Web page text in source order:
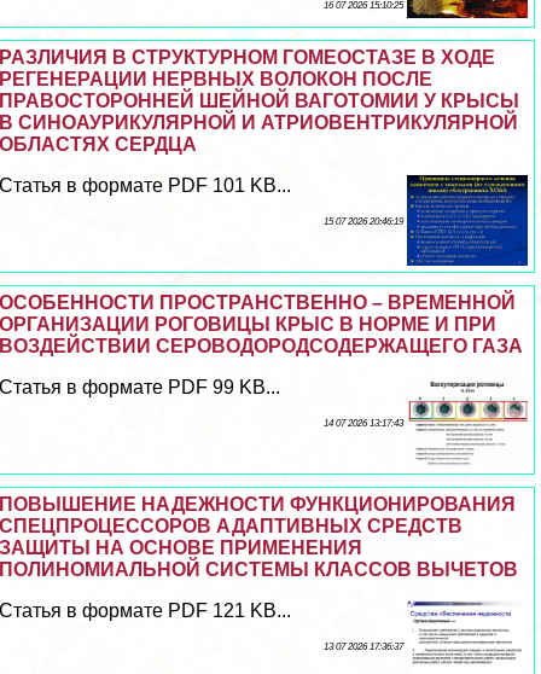
16 07 2026 15:10:25
РАЗЛИЧИЯ В СТРУКТУРНОМ ГОМЕОСТАЗЕ В ХОДЕ
РЕГЕНЕРАЦИИ НЕРВНЫХ ВОЛОКОН ПОСЛЕ
ПРАВОСТОРОННЕЙ ШЕЙНОЙ ВАГОТОМИИ У КРЫСЫ
В СИНОАУРИКУЛЯРНОЙ И АТРИОВЕНТРИКУЛЯРНОЙ
ОБЛАСТЯХ СЕРДЦА
Статья в формате PDF 101 KB...
15 07 2026 20:46:19
ОСОБЕННОСТИ ПРОСТРАНСТВЕННО – ВРЕМЕННОЙ
ОРГАНИЗАЦИИ РОГОВИЦЫ КРЫС В НОРМЕ И ПРИ
ВОЗДЕЙСТВИИ СЕРОВОДОРОДСОДЕРЖАЩЕГО ГАЗА
Статья в формате PDF 99 KB...
14 07 2026 13:17:43
ПОВЫШЕНИЕ НАДЕЖНОСТИ ФУНКЦИОНИРОВАНИЯ
СПЕЦПРОЦЕССОРОВ АДАПТИВНЫХ СРЕДСТВ
ЗАЩИТЫ НА ОСНОВЕ ПРИМЕНЕНИЯ
ПОЛИНОМИАЛЬНОЙ СИСТЕМЫ КЛАССОВ ВЫЧЕТОВ
Статья в формате PDF 121 KB...
13 07 2026 17:36:37